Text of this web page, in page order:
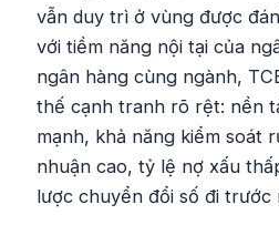
vẫn duy trì ở vùng được
với tiềm năng nội tại của
ngân hàng cùng ngành,
thế cạnh tranh rõ rệt: nền
mạnh, khả năng kiểm soát
nhuận cao, tỷ lệ nợ xấu
lược chuyển đổi số đi trước